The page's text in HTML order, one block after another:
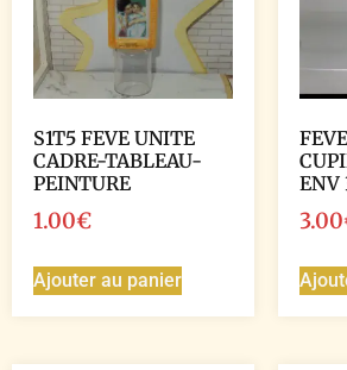
S1T5 FEVE UNITE
CADRE-TABLEAU-
PEINTURE
1.00€
Ajouter au panier
ENV
3.00